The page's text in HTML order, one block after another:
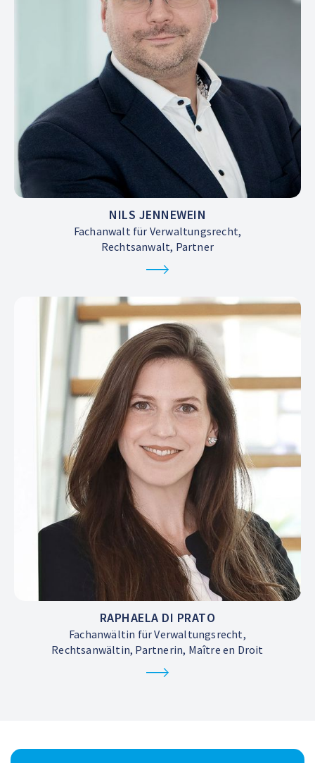
NILS JENNEWEIN
Fachanwalt für Verwaltungsrecht,
Rechtsanwalt, Partner
RAPHAELA DI PRATO
Fachanwältin für Verwaltungsrecht,
Rechtsanwältin, Partnerin, Maître en Droit